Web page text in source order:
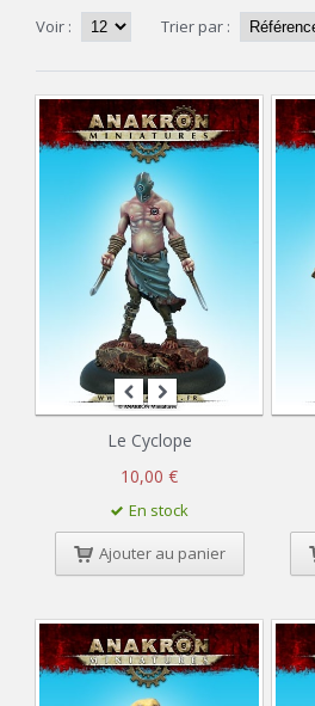
Voir :
Trier par :
Le Cyclope
10,00 €
En stock
Ajouter au panier